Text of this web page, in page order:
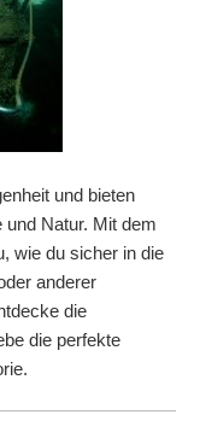
und bieten
Natur. Mit dem
wie du sicher in die
anderer
die
die perfekte